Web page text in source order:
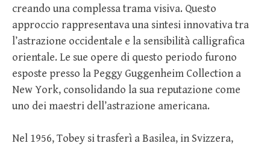
creando una complessa trama visiva. Questo
approccio rappresentava una sintesi innovativa tra
l’astrazione occidentale e la sensibilità calligrafica
orientale. Le sue opere di questo periodo furono
esposte presso la Peggy Guggenheim Collection a
New York, consolidando la sua reputazione come
uno dei maestri dell’astrazione americana.
Nel 1956, Tobey si trasferì a Basilea, in Svizzera,